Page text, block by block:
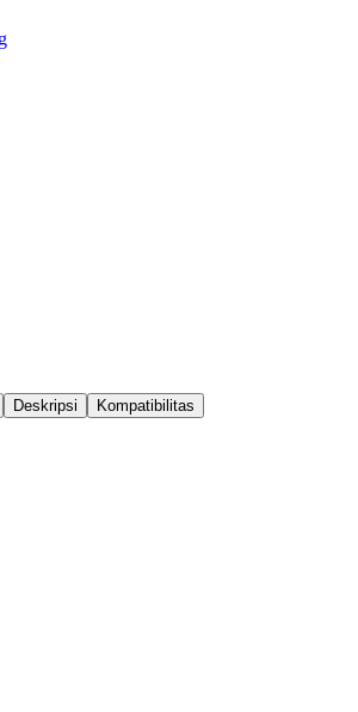
Deskripsi Kompatibilitas